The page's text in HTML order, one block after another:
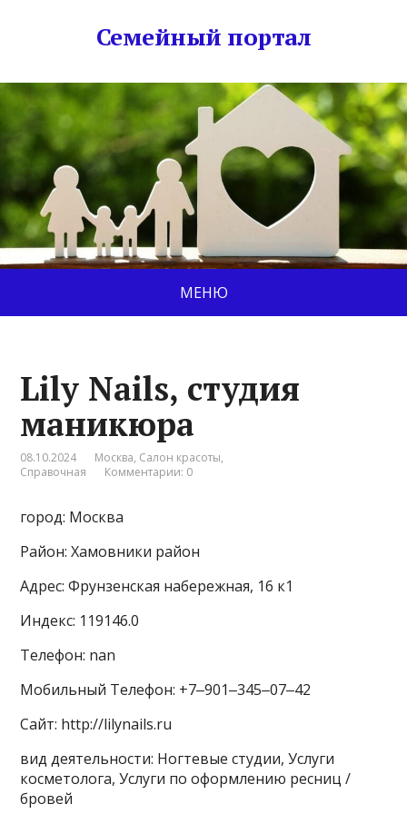
Семейный портал
МЕНЮ
Lily Nails, студия
маникюра
08.10.2024 Москва, Салон красоты,
Справочная
Комментарии: 0
город: Москва
Район: Хамовники район
Адрес: Фрунзенская набережная, 16 к1
Индекс: 119146.0
Телефон: nan
Мобильный Телефон: +7‒901‒345‒07‒42
Сайт: http://lilynails.ru
вид деятельности: Ногтевые студии, Услуги
косметолога, Услуги по оформлению ресниц /
бровей